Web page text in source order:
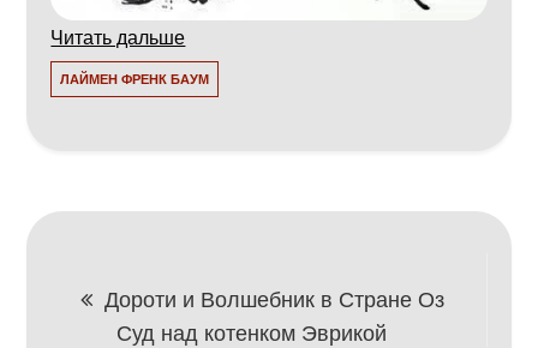
Читать дальше
ЛАЙМЕН ФРЕНК БАУМ
Навигация
Дороти и Волшебник в Стране Оз
Суд над котенком Эврикой